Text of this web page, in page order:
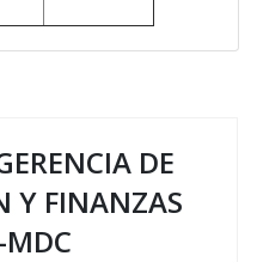
DE
Y FINANZAS